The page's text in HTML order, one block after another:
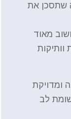
שתסכן את
מאוד
וותיקות
ומדויקת
לב